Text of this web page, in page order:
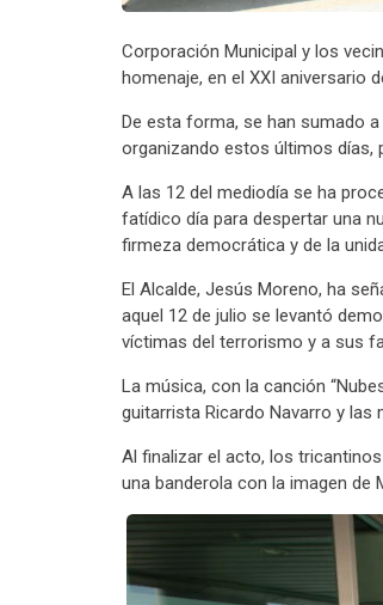
Corporación Municipal y los
homenaje, en el XXI aniversario
De esta forma, se han sumado
organizando estos últimos días,
A las 12 del mediodía se ha
fatídico día para despertar una
firmeza democrática y de la
El Alcalde, Jesús Moreno, ha
aquel 12 de julio se levantó
víctimas del terrorismo y a sus
La música, con la canción
guitarrista Ricardo Navarro y las
Al finalizar el acto, los
una banderola con la imagen de